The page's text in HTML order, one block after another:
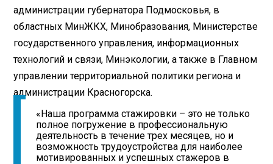
администрации губернатора Подмосковья, в
областных МинЖКХ, Минобразования, Министерстве
государственного управления, информационных
технологий и связи, Минэкологии, а также в Главном
управлении территориальной политики региона и
администрации Красногорска.
«Наша программа стажировки – это не только
полное погружение в профессиональную
деятельность в течение трех месяцев, но и
возможность трудоустройства для наиболее
мотивированных и успешных стажеров в